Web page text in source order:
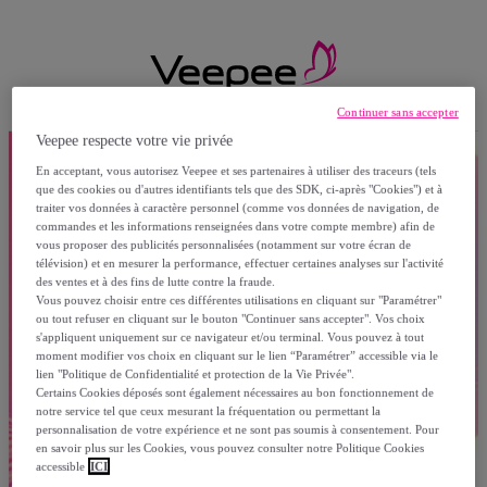
Veepee respecte votre vie privée
En acceptant, vous autorisez Veepee et ses partenaires à utiliser des traceurs (tels
que des cookies ou d'autres identifiants tels que des SDK, ci-après "Cookies") et à
traiter vos données à caractère personnel (comme vos données de navigation, de
commandes et les informations renseignées dans votre compte membre) afin de
vous proposer des publicités personnalisées (notamment sur votre écran de
télévision) et en mesurer la performance, effectuer certaines analyses sur l'activité
des ventes et à des fins de lutte contre la fraude.
Vous pouvez choisir entre ces différentes utilisations en cliquant sur "Paramétrer"
ou tout refuser en cliquant sur le bouton "Continuer sans accepter". Vos choix
s'appliquent uniquement sur ce navigateur et/ou terminal. Vous pouvez à tout
moment modifier vos choix en cliquant sur le lien “Paramétrer” accessible via le
lien "Politique de Confidentialité et protection de la Vie Privée".
Certains Cookies déposés sont également nécessaires au bon fonctionnement de
notre service tel que ceux mesurant la fréquentation ou permettant la
personnalisation de votre expérience et ne sont pas soumis à consentement. Pour
en savoir plus sur les Cookies, vous pouvez consulter notre Politique Cookies
accessible ICI
Continuer sans accepter